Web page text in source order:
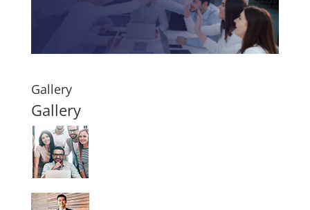
Gallery
Gallery